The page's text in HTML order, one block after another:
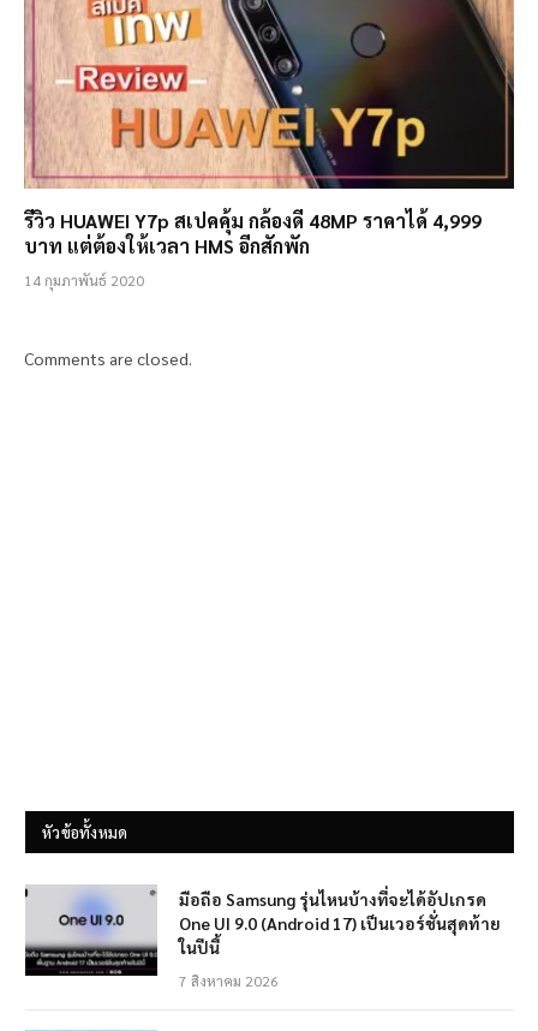
รีวิว HUAWEI Y7p สเปคคุ้ม กล้องดี 48MP ราคาได้ 4,999
บาท แต่ต้องให้เวลา HMS อีกสักพัก
14 กุมภาพันธ์ 2020
Comments are closed.
หัวข้อทั้งหมด
มือถือ Samsung รุ่นไหนบ้างที่จะได้อัปเกรด
One UI 9.0 (Android 17) เป็นเวอร์ชั่นสุดท้าย
ในปีนี้
7 สิงหาคม 2026